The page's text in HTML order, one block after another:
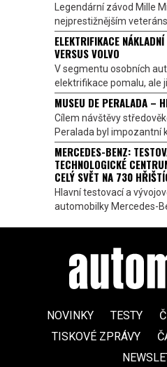
Legendární závod Mille
nejprestižnějším
ELEKTRIFIKACE
VERSUS VOLVO
V segmentu osobních
elektrifikace pomalu, ale
MUSEU DE PERALADA –
Cílem návštěvy
Peralada byl impozantní
MERCEDES-BENZ:
TECHNOLOGICKÉ
CELÝ SVĚT NA 730
Hlavní testovací a
automobilky Mercedes-
NOVINKY TESTY
TISKOVÉ ZPRÁVY